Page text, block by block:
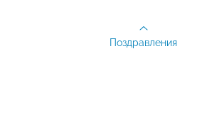
Поздравления